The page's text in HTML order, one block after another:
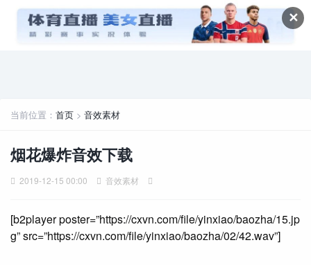
✕
当前位置： 首页 > 音效素材
烟花爆炸音效下载
2019-12-15 00:00 音效素材
[b2player poster=”https://cxvn.com/file/yinxiao/baozha/15.jp
g” src=”https://cxvn.com/file/yinxiao/baozha/02/42.wav”]